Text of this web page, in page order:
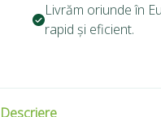
Livrăm oriunde în
rapid și eficient.
Descriere